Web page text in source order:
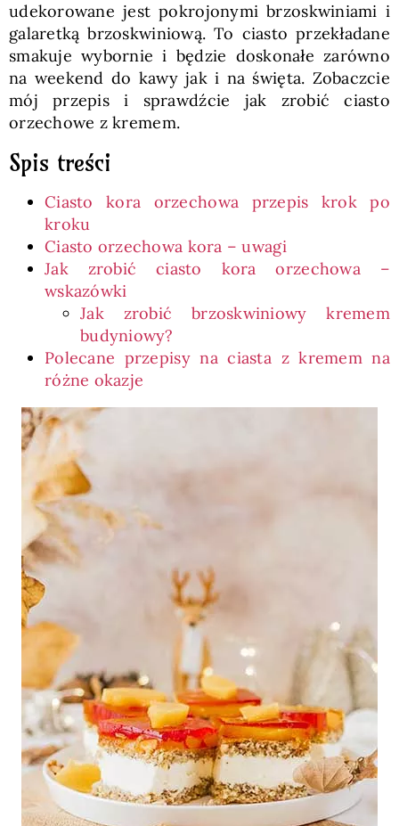
udekorowane jest pokrojonymi brzoskwiniami i
galaretką brzoskwiniową. To ciasto przekładane
smakuje wybornie i będzie doskonałe zarówno
na weekend do kawy jak i na święta. Zobaczcie
mój przepis i sprawdźcie jak zrobić ciasto
orzechowe z kremem.
Spis treści
Ciasto kora orzechowa przepis krok po
kroku
Ciasto orzechowa kora – uwagi
Jak zrobić ciasto kora orzechowa –
wskazówki
Jak zrobić brzoskwiniowy kremem
budyniowy?
Polecane przepisy na ciasta z kremem na
różne okazje